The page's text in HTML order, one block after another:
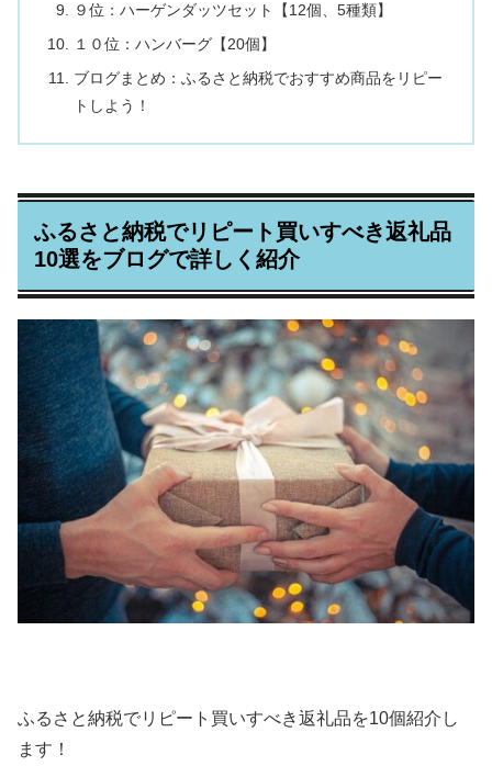
９位：ハーゲンダッツセット【12個、5種類】
１０位：ハンバーグ【20個】
ブログまとめ：ふるさと納税でおすすめ商品をリピー
トしよう！
ふるさと納税でリピート買いすべき返礼品
10選をブログで詳しく紹介
ふるさと納税でリピート買いすべき返礼品を10個紹介し
ます！